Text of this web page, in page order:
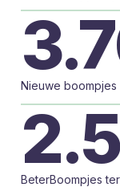
Nieuwe boompjes
BeterBoompjes